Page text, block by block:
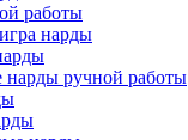
работы
нарды
ручной работы